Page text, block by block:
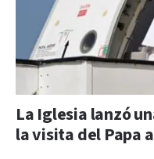
La Iglesia lanzó
la visita del Papa